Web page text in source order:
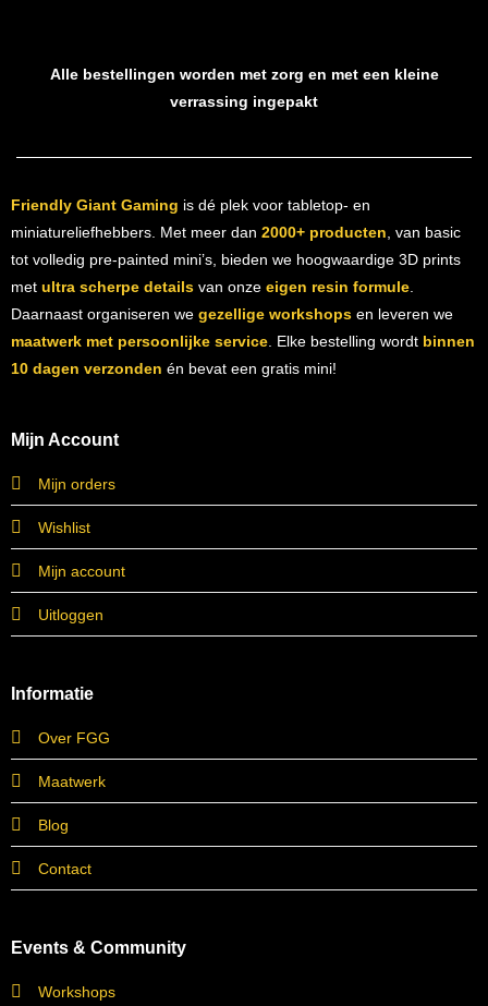
Alle bestellingen worden met zorg en met een kleine
verrassing ingepakt
Friendly Giant Gaming is dé plek voor tabletop- en
miniatureliefhebbers. Met meer dan 2000+ producten, van basic
tot volledig pre-painted mini’s, bieden we hoogwaardige 3D prints
met ultra scherpe detailsvan onze eigen resin formule.
Daarnaast organiseren we gezellige workshopsen leveren we
maatwerk met persoonlijke service. Elke bestelling wordt binnen
10 dagen verzonden én bevat een gratis mini!
Mijn Account
Mijn orders
Wishlist
Mijn account
Uitloggen
Informatie
Over FGG
Maatwerk
Blog
Contact
Events & Community
Workshops